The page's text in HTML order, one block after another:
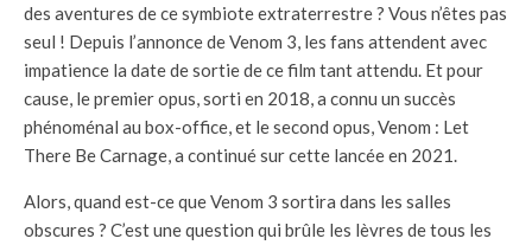
des aventures de ce symbiote extraterrestre ? Vous n’êtes pas
seul ! Depuis l’annonce de Venom 3, les fans attendent avec
impatience la date de sortie de ce film tant attendu. Et pour
cause, le premier opus, sorti en 2018, a connu un succès
phénoménal au box-office, et le second opus, Venom : Let
There Be Carnage, a continué sur cette lancée en 2021.
Alors, quand est-ce que Venom 3 sortira dans les salles
obscures ? C’est une question qui brûle les lèvres de tous les